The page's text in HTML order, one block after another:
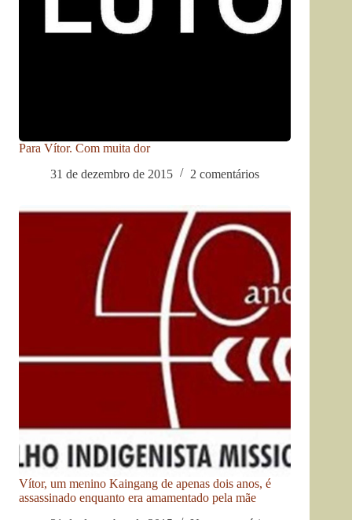
Para Vítor. Com muita dor
31 de dezembro de 2015
2 comentários
Vítor, um menino Kaingang de apenas dois anos, é
assassinado enquanto era amamentado pela mãe